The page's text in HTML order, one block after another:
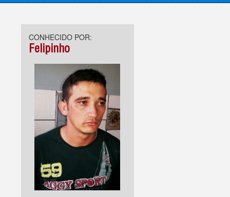
CONHECIDO POR:
Felipinho